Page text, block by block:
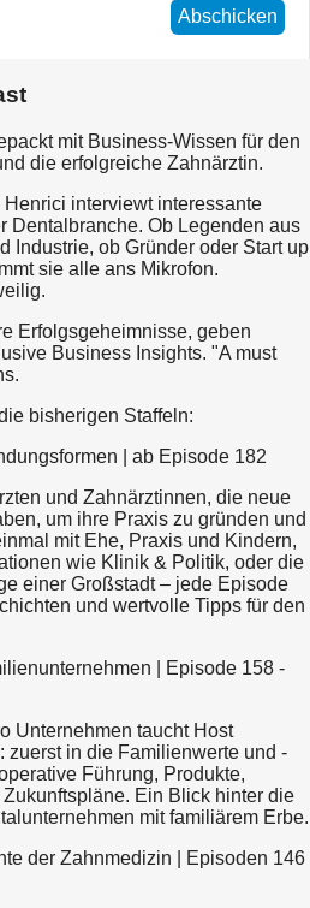
Abschicken
mit Business-Wissen für den
die erfolgreiche Zahnärztin.
interviewt interessante
Dentalbranche. Ob Legenden aus
Industrie, ob Gründer oder Start up
sie alle ans Mikrofon.
Erfolgsgeheimnisse, geben
Business Insights. "A must
bisherigen Staffeln:
| ab Episode 182
und Zahnärztinnen, die neue
um ihre Praxis zu gründen und
mit Ehe, Praxis und Kindern,
wie Klinik & Politik, oder die
einer Großstadt – jede Episode
und wertvolle Tipps für den
| Episode 158 -
Unternehmen taucht Host
zuerst in die Familienwerte und -
Führung, Produkte,
Ein Blick hinter die
mit familiärem Erbe.
der Zahnmedizin | Episoden 146